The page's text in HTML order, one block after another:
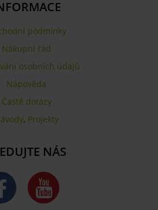
podmínky
Nákupní řád
osobních údajů
Nápověda
Časté dotazy
, Projekty
NÁS